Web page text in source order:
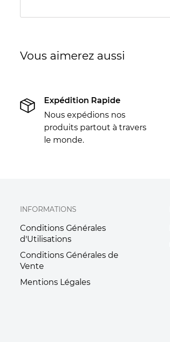
Vous aimerez aussi
Expédition Rapide
Nous expédions nos
produits partout à travers
le monde.
INFORMATIONS
Conditions Générales
d'Utilisations
Conditions Générales de
Vente
Mentions Légales